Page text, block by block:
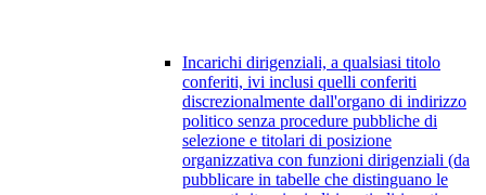
Incarichi dirigenziali, a qualsiasi titolo
conferiti, ivi inclusi quelli conferiti
discrezionalmente dall'organo di indirizzo
politico senza procedure pubbliche di
selezione e titolari di posizione
organizzativa con funzioni dirigenziali (da
pubblicare in tabelle che distinguano le